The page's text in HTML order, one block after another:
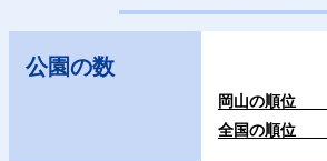
公園の数
岡山の順位
全国の順位